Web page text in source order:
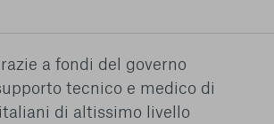
a fondi del governo
tecnico e medico di
di altissimo livello